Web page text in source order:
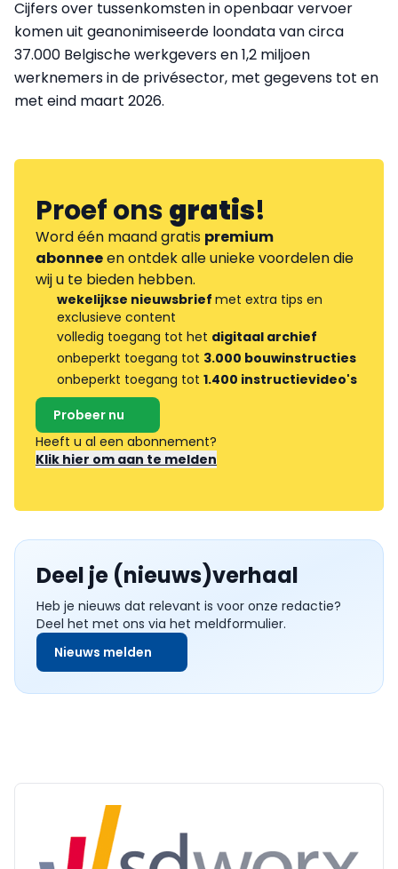
Cijfers over tussenkomsten in openbaar vervoer
komen uit geanonimiseerde loondata van circa
37.000 Belgische werkgevers en 1,2 miljoen
werknemers in de privésector, met gegevens tot en
met eind maart 2026.
Proef onsgratis!
Word één maand gratis premium
abonneeen ontdek alle unieke voordelen die
wij u te bieden hebben.
wekelijkse nieuwsbrief met extra tips en
exclusieve content
volledig toegang tot het digitaal archief
onbeperkt toegang tot 3.000 bouwinstructies
onbeperkt toegang tot 1.400 instructievideo's
Probeer nu
Heeft u al een abonnement?
Klik hier om aan te melden
Deel je (nieuws)verhaal
Heb je nieuws dat relevant is voor onze redactie?
Deel het met ons via het meldformulier.
Nieuws melden